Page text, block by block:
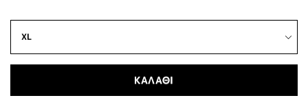
ΚΑΛΑΘΙ